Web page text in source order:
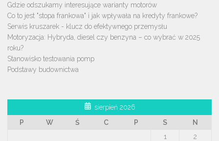
Gdzie odszukamy interesujące warianty motorów
Co to jest "stopa frankowa" i jak wpływała na kredyty frankowe?
Serwis kruszarek - klucz do efektywnego przemysłu
Motoryzacja: Hybryda, diesel czy benzyna – co wybrać w 2025
roku?
Stanowisko testowania pomp
Podstawy budownictwa
sierpień 2026
P
W Ś C P S
N
1
2